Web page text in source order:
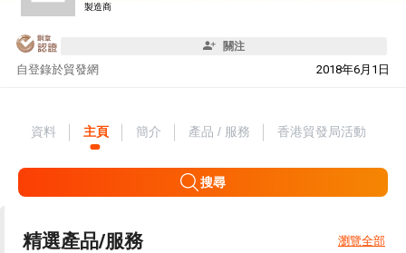
製造商
關注
自 2018年6月1日
登錄於貿發網
資料 主頁 簡介 產品 / 服務 香港貿發局活動
搜尋
精選產品/服務 瀏覽全部